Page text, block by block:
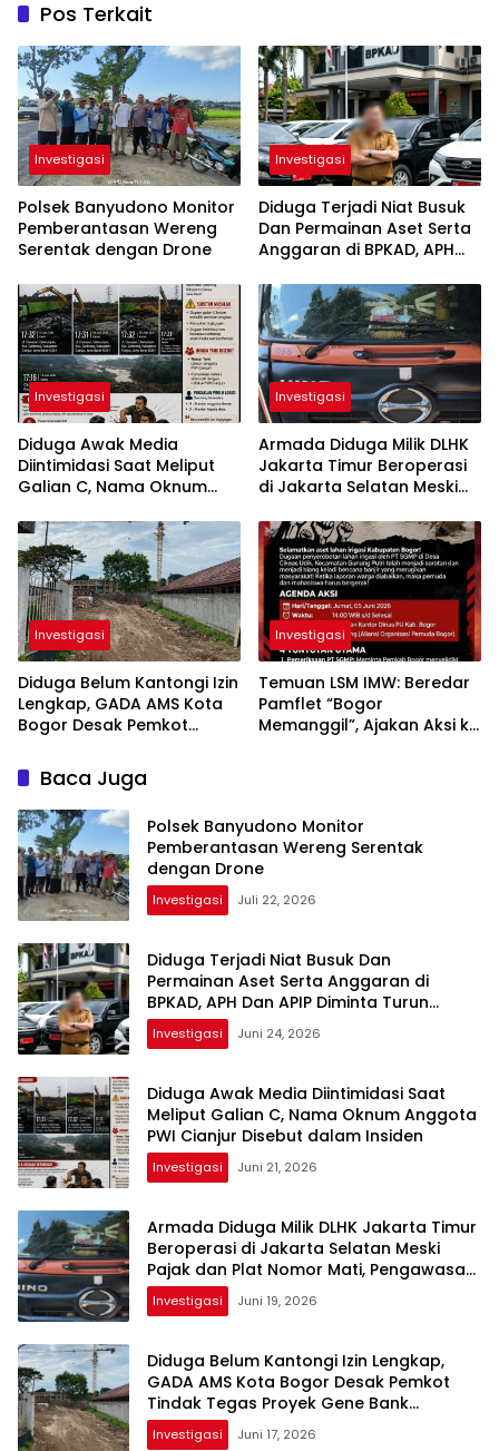
Pos Terkait
Investigasi
Polsek Banyudono Monitor
Pemberantasan Wereng
Serentak dengan Drone
Investigasi
Diduga Terjadi Niat Busuk
Dan Permainan Aset Serta
Anggaran di BPKAD, APH
Tangan Segera
Investigasi
Diduga Awak Media
Diintimidasi Saat Meliput
Galian C, Nama Oknum
Disebut dalam Insiden
Investigasi
Armada Diduga Milik DLHK
Jakarta Timur Beroperasi
di Jakarta Selatan Meski
Pengawasan
Dipertanyakan
Investigasi
Diduga Belum Kantongi Izin
Lengkap, GADA AMS Kota
Bogor Desak Pemkot
Bank Indonesia
Investigasi
Temuan LSM IMW: Beredar
Pamflet “Bogor
Memanggil”, Ajakan Aksi ke
Baca Juga
Polsek Banyudono Monitor
Pemberantasan Wereng Serentak
dengan Drone
Investigasi Juli 22, 2026
Diduga Terjadi Niat Busuk Dan
Permainan Aset Serta Anggaran di
BPKAD, APH Dan APIP Diminta Turun
Tangan Segera
Investigasi Juni 24, 2026
Diduga Awak Media Diintimidasi Saat
Meliput Galian C, Nama Oknum Anggota
PWI Cianjur Disebut dalam Insiden
Investigasi Juni 21, 2026
Armada Diduga Milik DLHK Jakarta Timur
Beroperasi di Jakarta Selatan Meski
Pajak dan Plat Nomor Mati, Pengawasan
Dipertanyakan
Investigasi Juni 19, 2026
Diduga Belum Kantongi Izin Lengkap,
GADA AMS Kota Bogor Desak Pemkot
Tindak Tegas Proyek Gene Bank
Indonesia
Investigasi Juni 17, 2026